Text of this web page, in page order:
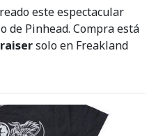
este espectacular
de Pinhead. Compra está
solo en Freakland